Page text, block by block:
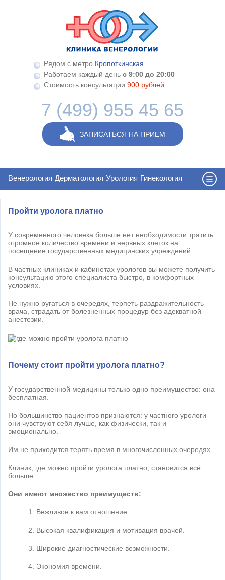
Рядом с метро Кропоткинская
Работаем каждый день с 9:00 до 20:00
Стоимость консультации 900 рублей
7 (499) 955 45 65
ЗАПИСАТЬСЯ НА ПРИЕМ
Венерология Дерматология Урология Гинекология
Пройти уролога платно
У современного человека больше нет необходимости тратить
огромное количество времени и нервных клеток на
посещение государственных медицинских учреждений.
В частных клиниках и кабинетах урологов вы можете получить
консультацию этого специалиста быстро, в комфортных
условиях.
Не нужно ругаться в очередях, терпеть раздражительность
врача, страдать от болезненных процедур без адекватной
анестезии.
Почему стоит пройти уролога платно?
У государственной медицины только одно преимущество: она
бесплатная.
Но большинство пациентов признаются: у частного урологи
они чувствуют себя лучше, как физически, так и
эмоционально.
Им не приходится терять время в многочисленных очередях.
Клиник, где можно пройти уролога платно, становится всё
больше.
Они имеют множество преимуществ:
1. Вежливое к вам отношение.
2. Высокая квалификация и мотивация врачей.
3. Широкие диагностические возможности.
4. Экономия времени.